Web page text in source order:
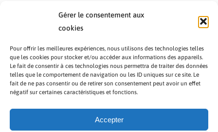
Gérer le consentement aux
cookies
Pour offrir les meilleures expériences, nous utilisons des technologies telles
que les cookies pour stocker et/ou accéder aux informations des appareils.
Le fait de consentir à ces technologies nous permettra de traiter des données
telles que le comportement de navigation ou les ID uniques sur ce site. Le
fait de ne pas consentir ou de retirer son consentement peut avoir un effet
négatif sur certaines caractéristiques et fonctions.
Accepter
PRÉSENTATION TOUTAFRICA
A PROPOS